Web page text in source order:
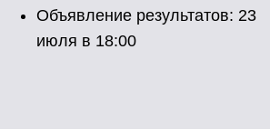
Объявление результатов: 23
июля в 18:00